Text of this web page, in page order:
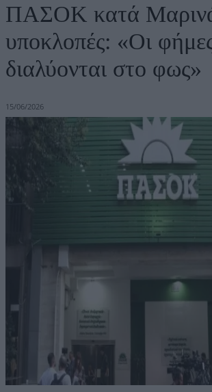
ΠΑΣΟΚ κατά
υποκλοπές: «Οι
διαλύονται στο φως»
15/06/2026